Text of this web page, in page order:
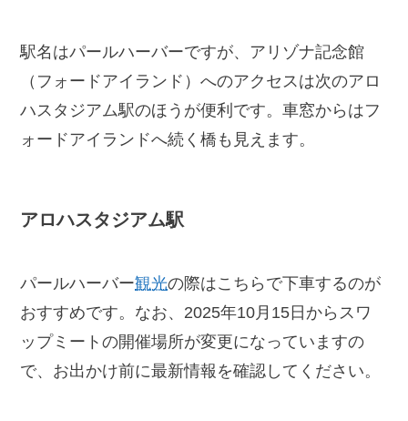
駅名はパールハーバーですが、アリゾナ記念館
（フォードアイランド）へのアクセスは次のアロ
ハスタジアム駅のほうが便利です。車窓からはフ
ォードアイランドへ続く橋も見えます。
アロハスタジアム駅
パールハーバー観光の際はこちらで下車するのが
おすすめです。なお、2025年10月15日からスワ
ップミートの開催場所が変更になっていますの
で、お出かけ前に最新情報を確認してください。